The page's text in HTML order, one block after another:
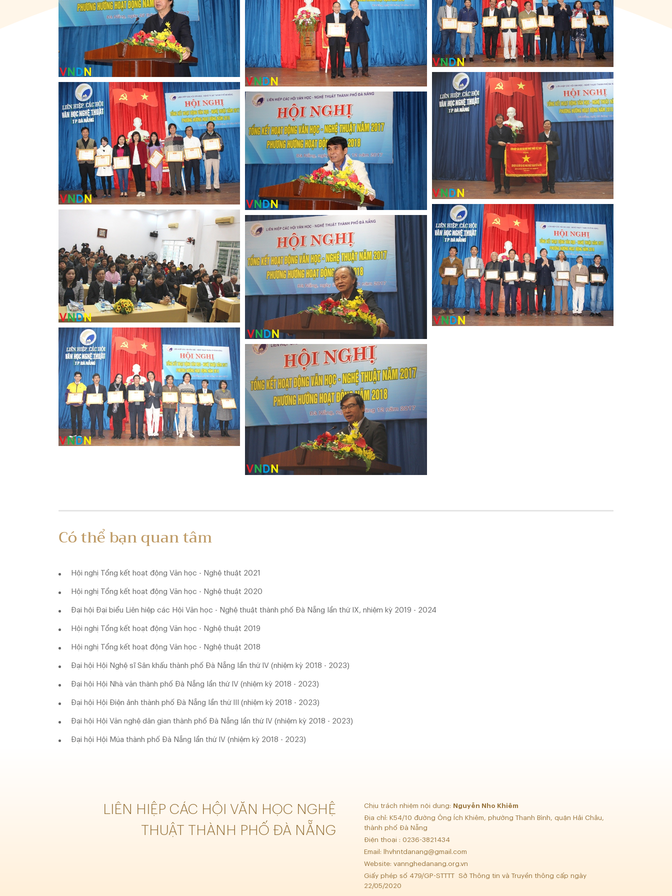
Có thể bạn quan tâm
Hội nghị Tổng kết hoạt động Văn học - Nghệ thuật 2021
Hội nghị Tổng kết hoạt động Văn học - Nghệ thuật 2020
Đại hội Đại biểu Liên hiệp các Hội Văn học - Nghệ thuật thành phố Đà Nẵng lần thứ IX, nhiệm kỳ 2019 - 2024
Hội nghị Tổng kết hoạt động Văn học - Nghệ thuật 2019
Hội nghị Tổng kết hoạt động Văn học - Nghệ thuật 2018
Đại hội Hội Nghệ sĩ Sân khấu thành phố Đà Nẵng lần thứ IV (nhiệm kỳ 2018 - 2023)
Đại hội Hội Nhà văn thành phố Đà Nẵng lần thứ IV (nhiệm kỳ 2018 - 2023)
Đại hội Hội Điện ảnh thành phố Đà Nẵng lần thứ III (nhiệm kỳ 2018 - 2023)
Đại hội Hội Văn nghệ dân gian thành phố Đà Nẵng lần thứ IV (nhiệm kỳ 2018 - 2023)
Đại hội Hội Múa thành phố Đà Nẵng lần thứ IV (nhiệm kỳ 2018 - 2023)
LIÊN HIỆP CÁC HỘI VĂN HỌC NGHỆ
THUẬT THÀNH PHỐ ĐÀ NẴNG
Chịu trách nhiệm nội dung:
Nguyễn Nho Khiêm
Địa chỉ: K54/10 đường Ông Ích Khiêm, phường Thanh Bình, quận Hải Châu,
thành phố Đà Nẵng
Điện thoại : 0236-3821434
Email:
lhvhntdanang@gmail.com
Website: vannghedanang.org.vn
Giấy phép số 479/GP-STTTT Sở Thông tin và Truyền thông cấp ngày
22/05/2020